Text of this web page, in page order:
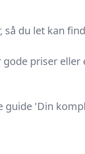
så du let kan
priser
guide 'Din